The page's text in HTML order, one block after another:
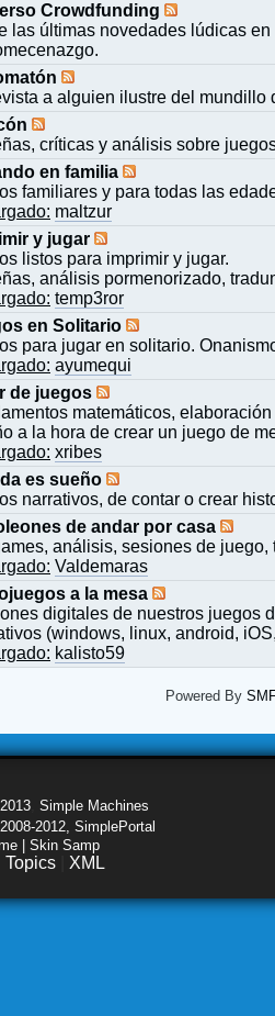
Crowdfunding
las últimas novedades lúdicas
a alguien ilustre del mundillo
críticas y análisis sobre
en familia
familiares y para todas las
maltzur
y jugar
listos para imprimir y jugar.
análisis pormenorizado,
temp3ror
en Solitario
para jugar en solitario.
ayumequi
de juegos
matemáticos,
a la hora de crear un juego de
xribes
es sueño
narrativos, de contar o crear
de andar por casa
análisis, sesiones de
Valdemaras
a la mesa
digitales de nuestros juegos
(windows, linux, android,
kalisto59
Powered By
Simple Machines
2012, SimplePortal
| Skin Samp
Topics XML